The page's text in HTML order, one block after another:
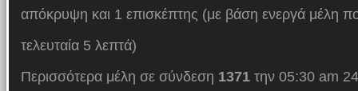
απόκρυψη και 1 επισκέπτης (με βάση ενεργά μέλη
τελευταία 5 λεπτά)
Περισσότερα μέλη σε σύνδεση 1371την 05:30 am